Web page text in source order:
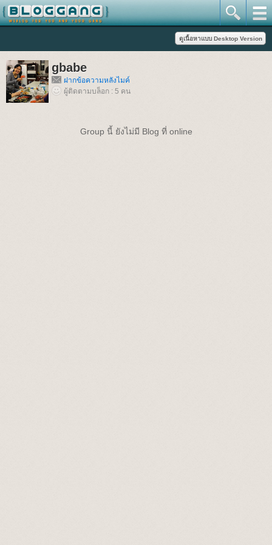
gbabe
ฝากข้อความหลังไมค์
ผู้ติดตามบล็อก : 5 คน
Group นี้ ยังไม่มี Blog ที่ online